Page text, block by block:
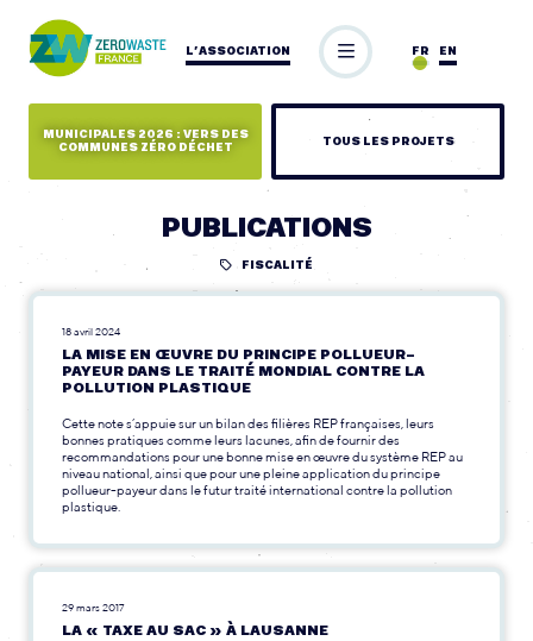
L’ASSOCIATION EN
FR
MUNICIPALES 2026 : VERS DES
COMMUNES ZÉRO DÉCHET
TOUS LES PROJETS
PUBLICATIONS
FISCALITÉ
18 avril 2024
LA MISE EN ŒUVRE DU PRINCIPE POLLUEUR-
PAYEUR DANS LE TRAITÉ MONDIAL CONTRE LA
POLLUTION PLASTIQUE
Cette note s’appuie sur un bilan des filières REP françaises, leurs
bonnes pratiques comme leurs lacunes, afin de fournir des
recommandations pour une bonne mise en œuvre du système REP au
niveau national, ainsi que pour une pleine application du principe
pollueur-payeur dans le futur traité international contre la pollution
plastique.
29 mars 2017
LA « TAXE AU SAC » À LAUSANNE